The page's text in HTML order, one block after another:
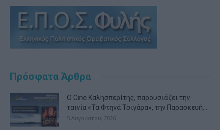
Πρόσφατα Άρθρα
Ο Cine Καλησπερίτης, παρουσιάζει την
ταινία «Τα Φτηνά Τσιγάρα», την Παρασκευή...
5 Αυγούστου, 2026